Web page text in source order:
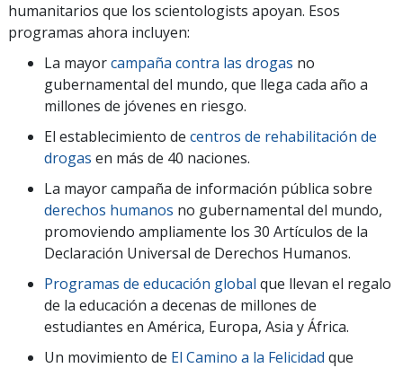
humanitarios que los scientologists apoyan. Esos
programas ahora incluyen:
La mayorcampaña contra las drogas no
gubernamental del mundo, que llega cada año a
millones de jóvenes en riesgo.
El establecimiento de centros de rehabilitación de
drogas en más de 40 naciones.
La mayor campaña de información pública sobre
derechos humanos no gubernamental del mundo,
promoviendo ampliamente los 30 Artículos de la
Declaración Universal de Derechos Humanos.
Programas de educación global que llevan el regalo
de la educación a decenas de millones de
estudiantes en América, Europa, Asia y África.
Un movimiento de El Camino a la Felicidad que